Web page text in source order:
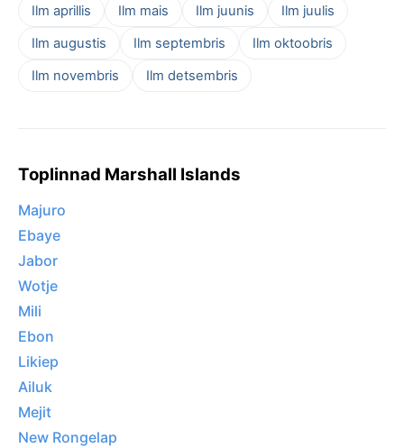
Ilm aprillis Ilm mais Ilm juunis
Ilm juulis
Ilm augustis
Ilm septembris
Ilm oktoobris
Ilm novembris
Ilm detsembris
Toplinnad Marshall Islands
Majuro
Ebaye
Jabor
Wotje
Mili
Ebon
Likiep
Ailuk
Mejit
New Rongelap